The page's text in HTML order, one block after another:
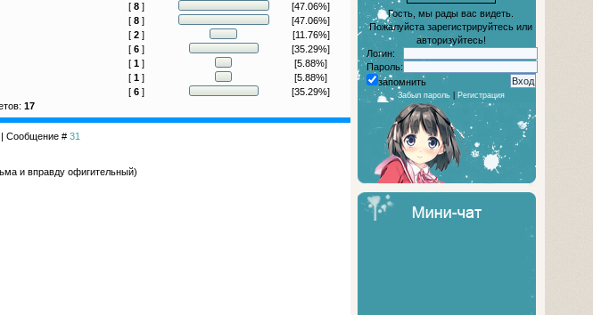
[ 8]
[47.06%]
[ 8]
[47.06%]
[ 2]
[11.76%]
[ 6]
[35.29%]
[ 1]
[5.88%]
[ 1]
[5.88%]
[ 6]
[35.29%]
17
| Сообщение # 31
и вправду офигительный)
Гость, мы рады вас видеть.
Пожалуйста зарегистрируйтесь или
авторизуйтесь!
Логин:
Пароль:
запомнить
Забыл пароль| Регистрация